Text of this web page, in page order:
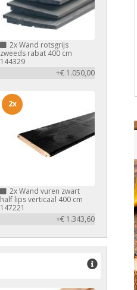
2xWand rotsgrijs
zweeds rabat 400 cm
144329
+€ 1.050,00
2xWand vuren zwart
half lips verticaal 400 cm
147221
+€ 1.343,60
2x